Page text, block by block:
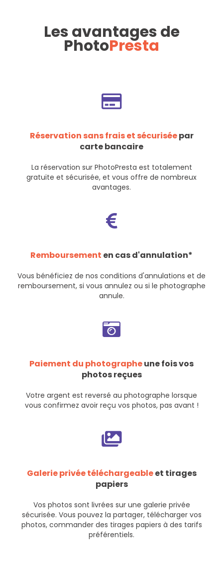
Les avantages de
PhotoPresta
Réservation sans frais et sécuriséepar
carte bancaire
La réservation sur PhotoPresta est totalement
gratuite et sécurisée, et vous offre de nombreux
avantages.
Remboursement en cas d'annulation*
Vous bénéficiez de nos conditions d'annulations et de
remboursement, si vous annulez ou si le photographe
annule.
Paiement du photographeune fois vos
photos reçues
Votre argent est reversé au photographe lorsque
vous confirmez avoir reçu vos photos, pas avant !
Galerie privée téléchargeableet tirages
papiers
Vos photos sont livrées sur une galerie privée
sécurisée. Vous pouvez la partager, télécharger vos
photos, commander des tirages papiers à des tarifs
préférentiels.